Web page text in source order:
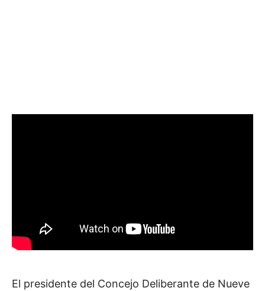
El presidente del Concejo Deliberante de Nueve